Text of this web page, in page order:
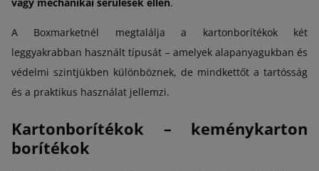
A Boxmarketnél megtalálja a kartonborítékok két
leggyakrabban használt típusát – amelyek alapanyagukban és
védelmi szintjükben különböznek, de mindkettőt a tartósság
és a praktikus használat jellemzi.
Kartonborítékok – keménykarton
borítékok